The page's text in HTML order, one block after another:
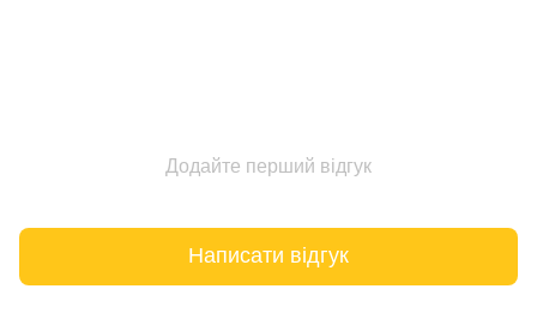
Додайте перший відгук
Написати відгук